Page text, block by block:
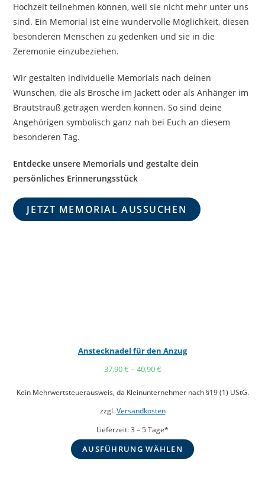
Hochzeit teilnehmen können, weil sie nicht mehr unter uns
sind. Ein Memorial ist eine wundervolle Möglichkeit, diesen
besonderen Menschen zu gedenken und sie in die
Zeremonie einzubeziehen.
Wir gestalten individuelle Memorials nach deinen
Wünschen, die als Brosche im Jackett oder als Anhänger im
Brautstrauß getragen werden können. So sind deine
Angehörigen symbolisch ganz nah bei Euch an diesem
besonderen Tag.
Entdecke unsere Memorials und gestalte dein
persönliches Erinnerungsstück
JETZT MEMORIAL AUSSUCHEN
Anstecknadel für den Anzug
37,90€ – 40,90€
Kein Mehrwertsteuerausweis, da Kleinunternehmer nach §19 (1) UStG.
zzgl. Versandkosten
Lieferzeit: 3 – 5 Tage*
AUSFÜHRUNG WÄHLEN